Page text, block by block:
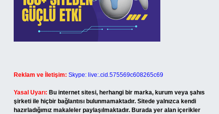
Reklam ve İletişim: Skype: live:.cid.575569c608265c69
Yasal Uyarı: Bu internet sitesi, herhangi bir marka, kurum veya şahıs
şirketi ile hiçbir bağlantısı bulunmamaktadır. Sitede yalnızca kendi
hazırladığımız makaleler paylaşılmaktadır. Burada yer alan içerikler